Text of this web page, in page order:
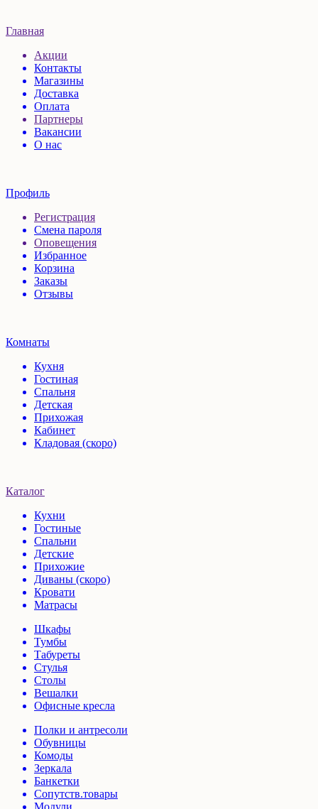
Главная
Акции
Контакты
Магазины
Доставка
Оплата
Партнеры
Вакансии
О нас
Профиль
Регистрация
Смена пароля
Оповещения
Избранное
Корзина
Заказы
Отзывы
Комнаты
Кухня
Гостиная
Спальня
Детская
Прихожая
Кабинет
Кладовая (скоро)
Каталог
Кухни
Гостиные
Спальни
Детские
Прихожие
Диваны (скоро)
Кровати
Матрасы
Шкафы
Тумбы
Табуреты
Стулья
Столы
Вешалки
Офисные кресла
Полки и антресоли
Обувницы
Комоды
Зеркала
Банкетки
Сопутств.товары
Модули